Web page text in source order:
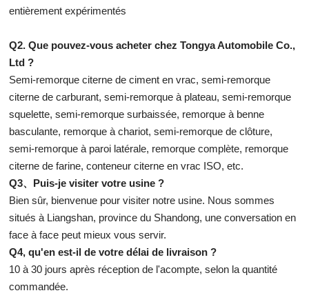
entièrement expérimentés
Q2. Que pouvez-vous acheter chez Tongya Automobile Co.,
Ltd ?
Semi-remorque citerne de ciment en vrac, semi-remorque
citerne de carburant, semi-remorque à plateau, semi-remorque
squelette, semi-remorque surbaissée, remorque à benne
basculante, remorque à chariot, semi-remorque de clôture,
semi-remorque à paroi latérale, remorque complète, remorque
citerne de farine, conteneur citerne en vrac ISO, etc.
Q3、Puis-je visiter votre usine ?
Bien sûr, bienvenue pour visiter notre usine. Nous sommes
situés à Liangshan, province du Shandong, une conversation en
face à face peut mieux vous servir.
Q4, qu'en est-il de votre délai de livraison ?
10 à 30 jours après réception de l'acompte, selon la quantité
commandée.